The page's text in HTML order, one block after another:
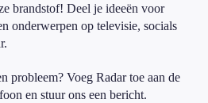
brandstof! Deel je ideeën voor
onderwerpen op televisie, socials
probleem? Voeg Radar toe aan de
en stuur ons een bericht.